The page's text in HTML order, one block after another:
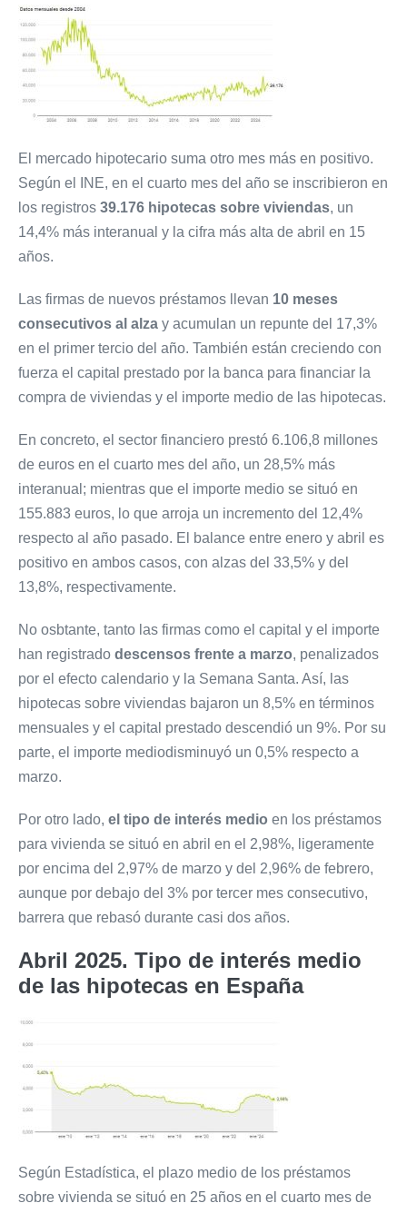
El mercado hipotecario suma otro mes más en positivo.
Según el INE, en el cuarto mes del año se inscribieron en
los registros 39.176 hipotecas sobre viviendas, un
14,4% más interanual y la cifra más alta de abril en 15
años.
Las firmas de nuevos préstamos llevan 10 meses
consecutivos al alza y acumulan un repunte del 17,3%
en el primer tercio del año. También están creciendo con
fuerza el capital prestado por la banca para financiar la
compra de viviendas y el importe medio de las hipotecas.
En concreto, el sector financiero prestó 6.106,8 millones
de euros en el cuarto mes del año, un 28,5% más
interanual; mientras que el importe medio se situó en
155.883 euros, lo que arroja un incremento del 12,4%
respecto al año pasado. El balance entre enero y abril es
positivo en ambos casos, con alzas del 33,5% y del
13,8%, respectivamente.
No osbtante, tanto las firmas como el capital y el importe
han registrado descensos frente a marzo, penalizados
por el efecto calendario y la Semana Santa. Así, las
hipotecas sobre viviendas bajaron un 8,5% en términos
mensuales y el capital prestado descendió un 9%. Por su
parte, el importe mediodisminuyó un 0,5% respecto a
marzo.
Por otro lado, e l tipo de interés medio en los préstamos
para vivienda se situó en abril en el 2,98%, ligeramente
por encima del 2,97% de marzo y del 2,96% de febrero,
aunque por debajo del 3% por tercer mes consecutivo,
barrera que rebasó durante casi dos años.
Abril 2025. Tipo de interés medio
de las hipotecas en España
Según Estadística, el plazo medio de los préstamos
sobre vivienda se situó en 25 años en el cuarto mes de